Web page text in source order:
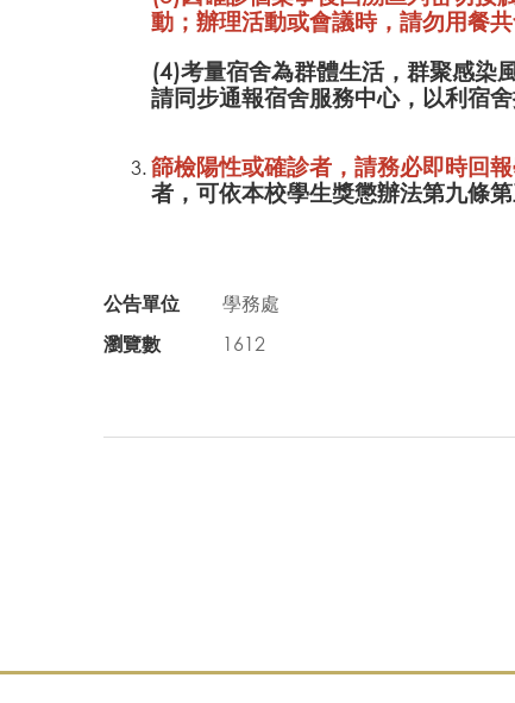
動；辦理活動或會議時，請勿用餐共
(4)考量宿舍為群體生活，群聚感染
請同步通報宿舍服務中心，以利宿
篩檢陽性或確診者，請務必即時回報
者，可依本校學生獎懲辦法第九條
公告單位
學務處
瀏覽數
1612